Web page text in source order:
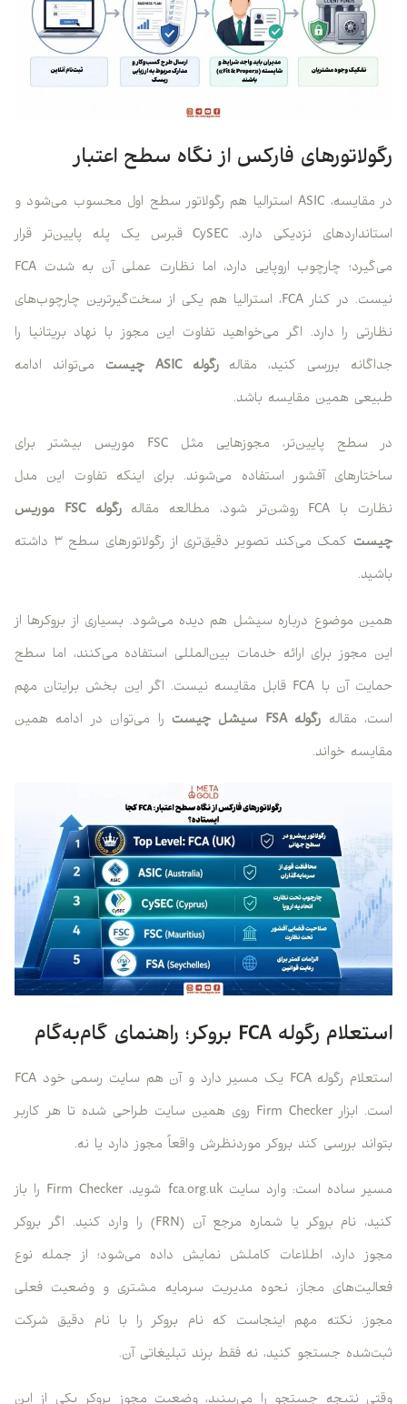
رگولاتورهای فارکس از نگاه سطح اعتبار
در مقایسه، ASIC استرالیا هم رگولاتور سطح اول محسوب می‌شود و
استانداردهای نزدیکی دارد. CySEC قبرس یک پله پایین‌تر قرار
می‌گیرد؛ چارچوب اروپایی دارد، اما نظارت عملی آن به شدت FCA
نیست. در کنار FCA، استرالیا هم یکی از سخت‌گیرترین چارچوب‌های
نظارتی را دارد. اگر می‌خواهید تفاوت این مجوز با نهاد بریتانیا را
جداگانه بررسی کنید، مقالهرگوله ASIC چیست
می‌تواند ادامه
طبیعی همین مقایسه باشد.
در سطح پایین‌تر، مجوزهایی مثل FSC موریس بیشتر برای
ساختارهای آفشور استفاده می‌شوند. برای اینکه تفاوت این مدل
نظارت با FCA روشن‌تر شود، مطالعه مقاله
رگوله FSC موریس
چیست
کمک می‌کند تصویر دقیق‌تری از رگولاتورهای سطح ۳ داشته
باشید.
همین موضوع درباره سیشل هم دیده می‌شود. بسیاری از بروکرها از
این مجوز برای ارائه خدمات بین‌المللی استفاده می‌کنند، اما سطح
حمایت آن با FCA قابل مقایسه نیست. اگر این بخش برایتان مهم
است، مقاله رگوله FSA سیشل چیست
را می‌توان در ادامه همین
مقایسه خواند.
استعلام رگوله FCA بروکر؛ راهنمای گام‌به‌گام
استعلام رگوله FCA یک مسیر دارد و آن هم سایت رسمی خود FCA
است. ابزار Firm Checker روی همین سایت طراحی شده تا هر کاربر
بتواند بررسی کند بروکر موردنظرش واقعاً مجوز دارد یا نه.
مسیر ساده است: وارد سایت fca.org.uk شوید، Firm Checker را باز
کنید، نام بروکر یا شماره مرجع آن (FRN) را وارد کنید. اگر بروکر
مجوز دارد، اطلاعات کاملش نمایش داده می‌شود؛ از جمله نوع
فعالیت‌های مجاز، نحوه مدیریت سرمایه مشتری و وضعیت فعلی
مجوز. نکته مهم اینجاست که نام بروکر را با نام دقیق شرکت
ثبت‌شده جستجو کنید، نه فقط برند تبلیغاتی آن.